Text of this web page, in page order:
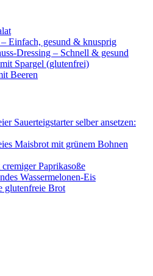
Einfach, gesund & knusprig
Dressing – Schnell & gesund
Spargel (glutenfrei)
Beeren
Sauerteigstarter selber ansetzen:
Maisbrot mit grünem Bohnen
cremiger Paprikasoße
Wassermelonen-Eis
glutenfreie Brot